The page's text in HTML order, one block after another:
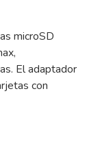
microSD
El adaptador
con